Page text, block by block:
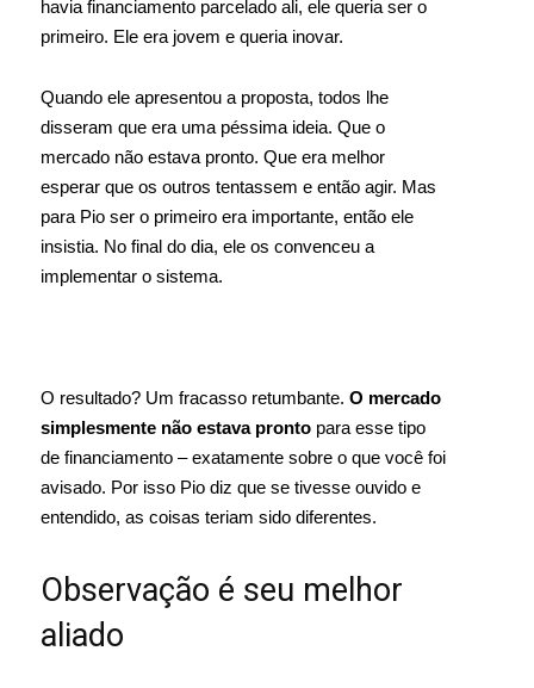
havia financiamento parcelado ali, ele queria ser o
primeiro. Ele era jovem e queria inovar.
Quando ele apresentou a proposta, todos lhe
disseram que era uma péssima ideia. Que o
mercado não estava pronto. Que era melhor
esperar que os outros tentassem e então agir. Mas
para Pio ser o primeiro era importante, então ele
insistia. No final do dia, ele os convenceu a
implementar o sistema.
O resultado? Um fracasso retumbante. O mercado
simplesmente não estava pronto para esse tipo
de financiamento – exatamente sobre o que você foi
avisado. Por isso Pio diz que se tivesse ouvido e
entendido, as coisas teriam sido diferentes.
Observação é seu melhor
aliado